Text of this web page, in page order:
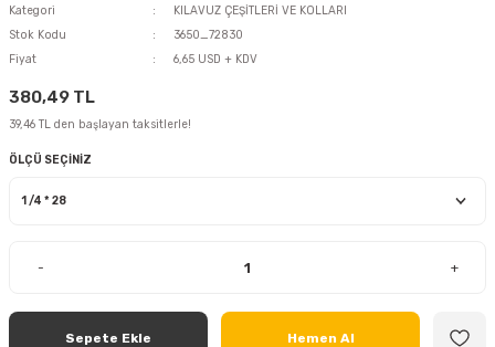
Kategori
KILAVUZ ÇEŞİTLERİ VE KOLLARI
Stok Kodu
3650_72830
Fiyat
6,65 USD + KDV
380,49 TL
39,46 TL den başlayan taksitlerle!
ÖLÇÜ SEÇİNİZ
- +
Sepete Ekle Hemen Al